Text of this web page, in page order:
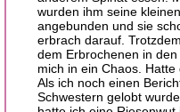
wurden ihm seine
angebunden und sie
erbrach darauf.
dem Erbrochenen in
mich in ein Chaos.
Als ich noch einen
Schwestern gelobt